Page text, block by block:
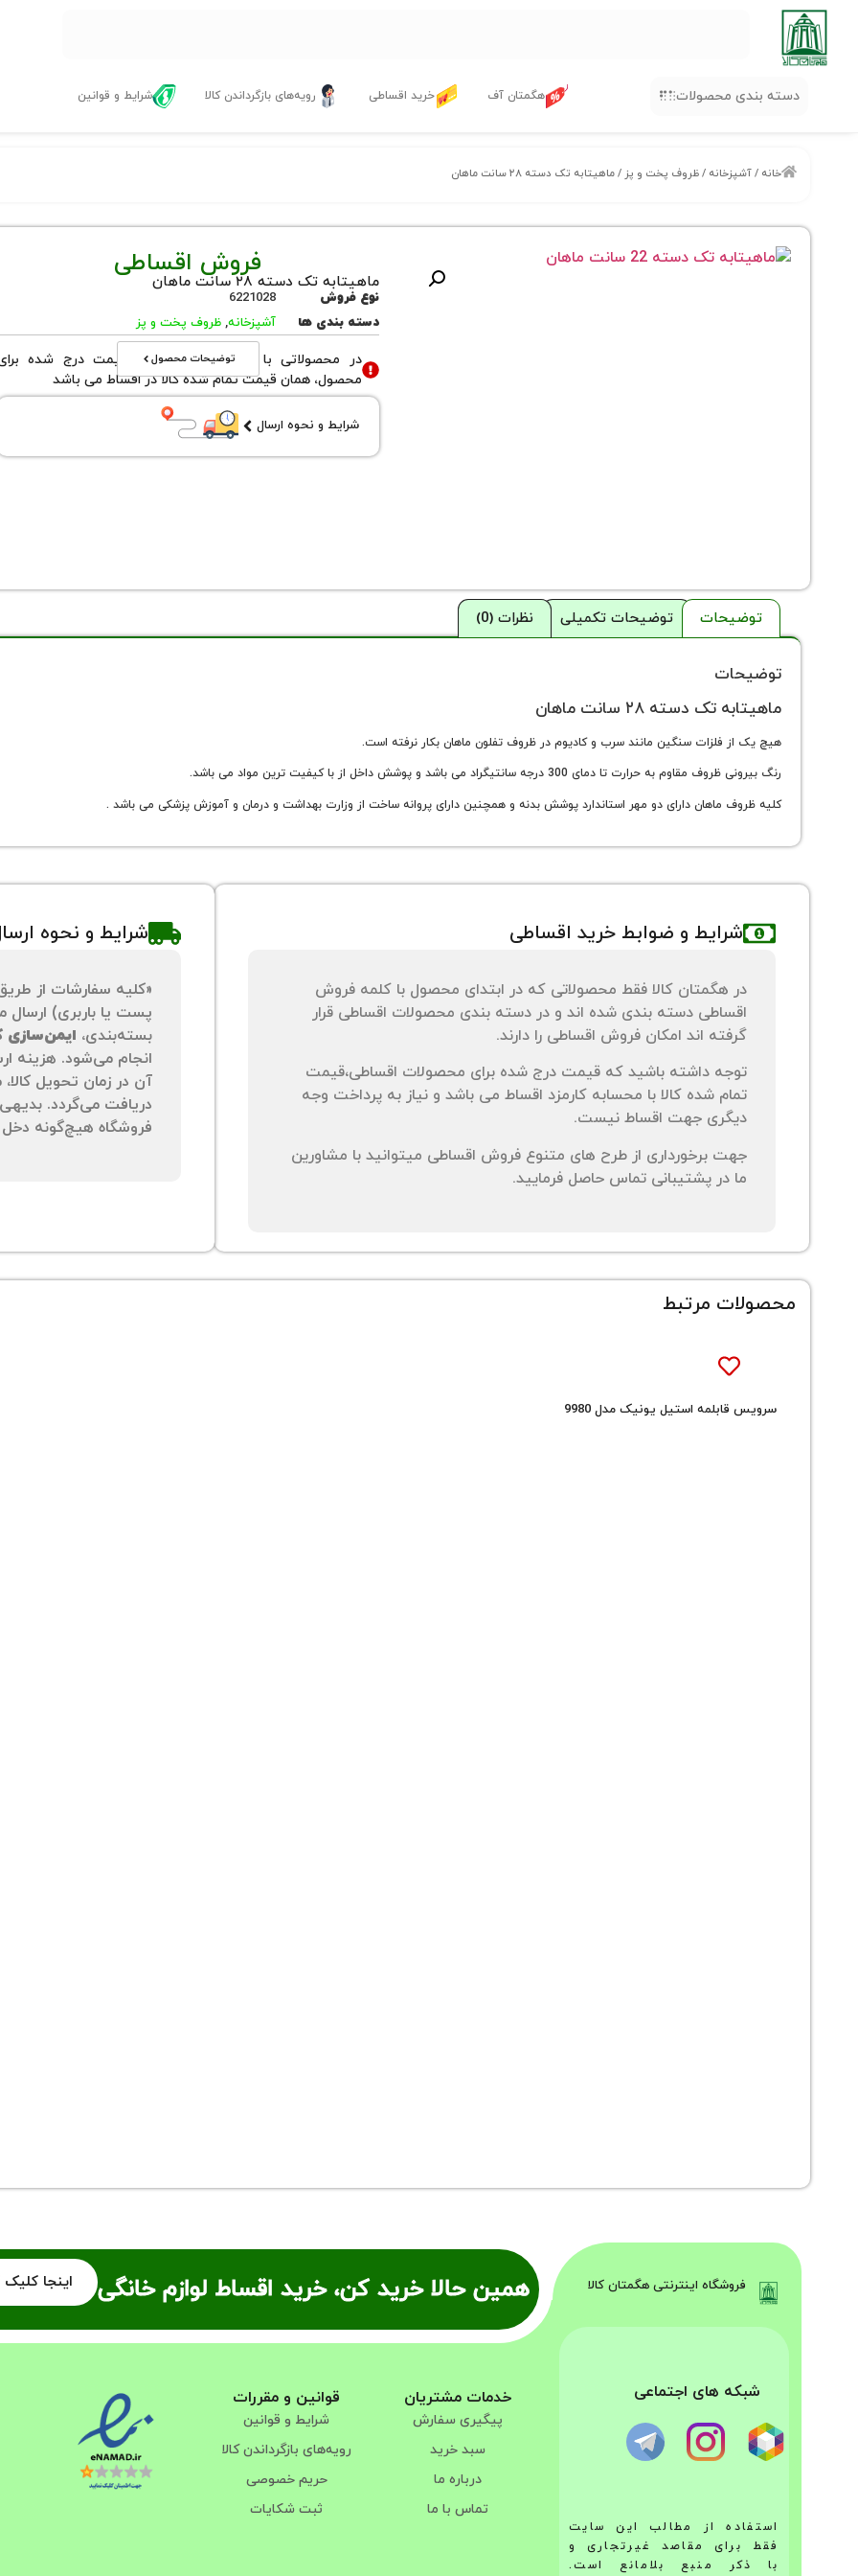
دسته بندی محصولات هگمتان آف خرید اقساطی رویه‌های بازگرداندن کالا شرایط و قوانین
خانه /آشپزخانه /ظروف پخت و پز / ماهیتابه تک دسته ۲۸ سانت ماهان
فروش اقساطی
ماهیتابه تک دسته ۲۸ سانت ماهان
نوع فروش
6221028
دسته بندی ها
آشپزخانه,ظروف پخت و پز
توضیحات محصول
در محصولاتی با نوع فروش اقساطی قیمت درج شده
محصول، همان قیمت تمام شده کالا در اقساط می باشد
شرایط و نحوه ارسال
توضیحات توضیحات تکمیلی نظرات (0)
توضیحات
ماهیتابه تک دسته ۲۸ سانت ماهان
هیچ یک از فلزات سنگین مانند سرب و کادیوم در ظروف تفلون ماهان بکار نرفته است.
رنگ بیرونی ظروف مقاوم به حرارت تا دمای 300 درجه سانتیگراد می باشد و پوشش داخل از با کیفیت ترین مواد می باشد.
کلیه ظروف ماهان دارای دو مهر استاندارد پوشش بدنه و همچنین دارای پروانه ساخت از وزارت بهداشت و درمان و آموزش پزشکی می باشد .
شرایط و ضوابط خرید اقساطی
در هگمتان کالا فقط محصولاتی که در ابتدای محصول با کلمه فروش
اقساطی دسته بندی شده اند و در دسته بندی محصولات اقساطی قرار
گرفته اند امکان فروش اقساطی را دارند.
توجه داشته باشید که قیمت درج شده برای محصولات اقساطی،قیمت
تمام شده کالا با محسابه کارمزد اقساط می باشد و نیاز به پرداخت وجه
دیگری جهت اقساط نیست.
جهت برخورداری از طرح های متنوع فروش اقساطی میتوانید با مشاورین
ما در پشتیبانی تماس حاصل فرمایید.
شرایط و نحوه
«کلیه سفارشات از
پست یا باربری) ارسال
بسته‌بندی، ایمن‌سازی
انجام می‌شود. هزینه
آن در زمان تحویل
دریافت می‌گردد.
فروشگاه هیچ‌گونه
محصولات مرتبط
سرویس قابلمه استیل یونیک مدل 9980
همین حالا خرید کن، خرید اقساط لوازم خانگی اینجا کلیک فروشگاه اینترنتی هگمتان کالا
شبکه های اجتماعی
استفاده از مطالب این سایت
فقط برای مقاصد غیرتجاری و
با ذکر منبع بلامانع است.
خدمات مشتریان
پیگیری سفارش
سبد خرید
درباره ما
تماس با ما
قوانین و مقررات
شرایط و قوانین
رویه‌های بازگرداندن کالا
حریم خصوصی
ثبت شکایات